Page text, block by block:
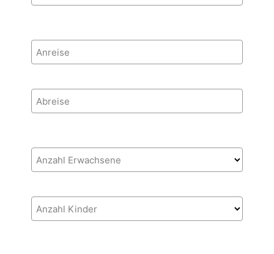
Anreise
Abreise
Anzahl Erwachsene
Anzahl Kinder